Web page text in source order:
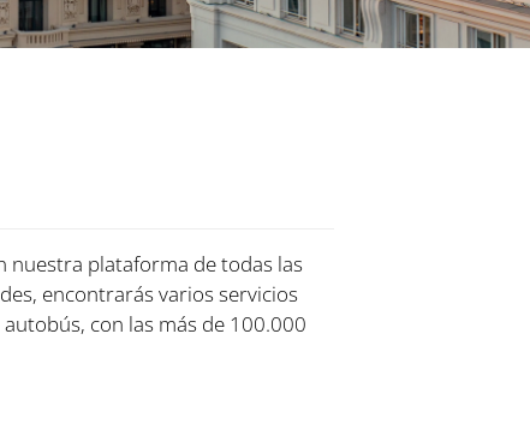
nuestra plataforma de todas las
encontrarás varios servicios
con las más de 100.000